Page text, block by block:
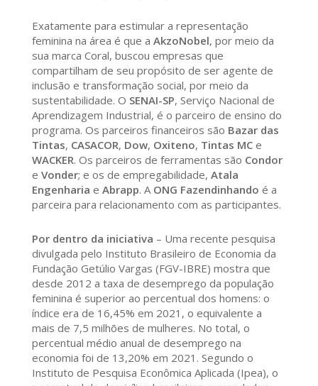
Exatamente para estimular a representação
feminina na área é que a AkzoNobel, por meio da
sua marca Coral, buscou empresas que
compartilham de seu propósito de ser agente de
inclusão e transformação social, por meio da
sustentabilidade. O SENAI-SP, Serviço Nacional de
Aprendizagem Industrial, é o parceiro de ensino do
programa. Os parceiros financeiros são Bazar das
Tintas, CASACOR, Dow, Oxiteno, Tintas MCe
WACKER. Os parceiros de ferramentas são Condor
e Vonder; e os de empregabilidade, Atala
Engenharia e Abrapp. A ONG Fazendinhando é a
parceira para relacionamento com as participantes.
Por dentro da iniciativa – Uma recente pesquisa
divulgada pelo Instituto Brasileiro de Economia da
Fundação Getúlio Vargas (FGV-IBRE) mostra que
desde 2012 a taxa de desemprego da população
feminina é superior ao percentual dos homens: o
índice era de 16,45% em 2021, o equivalente a
mais de 7,5 milhões de mulheres. No total, o
percentual médio anual de desemprego na
economia foi de 13,20% em 2021. Segundo o
Instituto de Pesquisa Econômica Aplicada (Ipea), o